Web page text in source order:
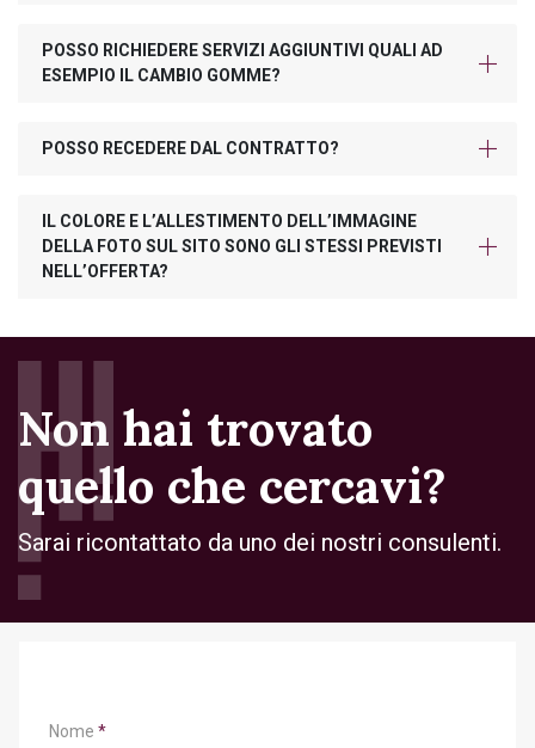
POSSO RICHIEDERE SERVIZI AGGIUNTIVI QUALI AD
ESEMPIO IL CAMBIO GOMME?
POSSO RECEDERE DAL CONTRATTO?
IL COLORE E L’ALLESTIMENTO DELL’IMMAGINE
DELLA FOTO SUL SITO SONO GLI STESSI PREVISTI
NELL’OFFERTA?
Non hai trovato
quello che cercavi?
Sarai ricontattato da uno dei nostri consulenti.
Nome *